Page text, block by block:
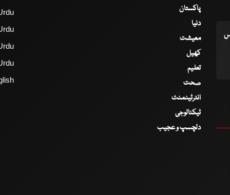
پاکستان
دنیا
معیشت
کھیل
تعلیم
صحت
انٹرٹینمنٹ
ٹیکنالوجی
دلچسپ و عجیب